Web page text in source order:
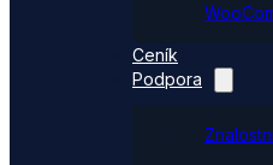
Ceník
Podpora